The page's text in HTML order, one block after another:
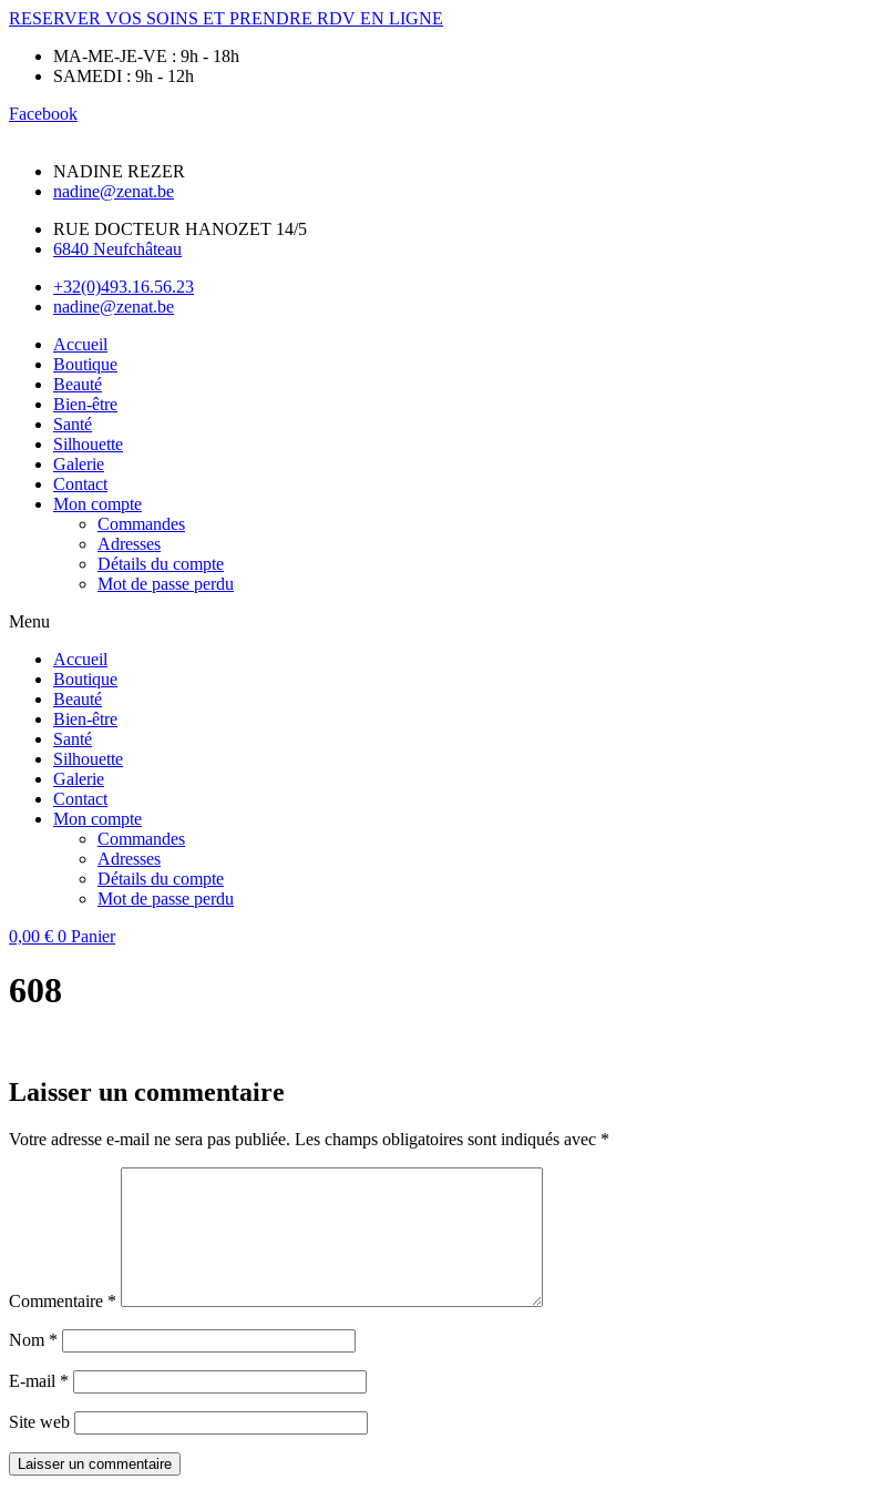
RESERVER VOS SOINS ET PRENDRE RDV EN LIGNE
MA-ME-JE-VE : 9h - 18h
SAMEDI : 9h - 12h
Facebook
NADINE REZER
nadine@zenat.be
RUE DOCTEUR HANOZET 14/5
6840 Neufchâteau
+32(0)493.16.56.23
nadine@zenat.be
Accueil
Boutique
Beauté
Bien-être
Santé
Silhouette
Galerie
Contact
Mon compte
Commandes
Adresses
Détails du compte
Mot de passe perdu
Menu
Accueil
Boutique
Beauté
Bien-être
Santé
Silhouette
Galerie
Contact
Mon compte
Commandes
Adresses
Détails du compte
Mot de passe perdu
0,00 € 0 Panier
608
Laisser un commentaire
Votre adresse e-mail ne sera pas publiée. Les champs obligatoires sont indiqués avec *
Commentaire *
Nom *
E-mail *
Site web